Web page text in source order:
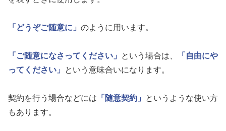
「どうぞご随意に」 のように用います。
「ご随意になさってください」 という場合は、
「自由にや
ってください」
という意味合いになります。
契約を行う場合などには 「随意契約」
というような使い方
もあります。